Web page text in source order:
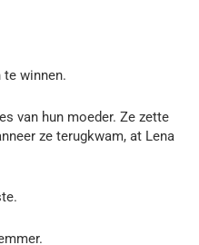
te winnen.
van hun moeder. Ze zette
ze terugkwam, at Lena